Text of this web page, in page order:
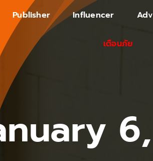
Publisher Influencer
เตือนภัย